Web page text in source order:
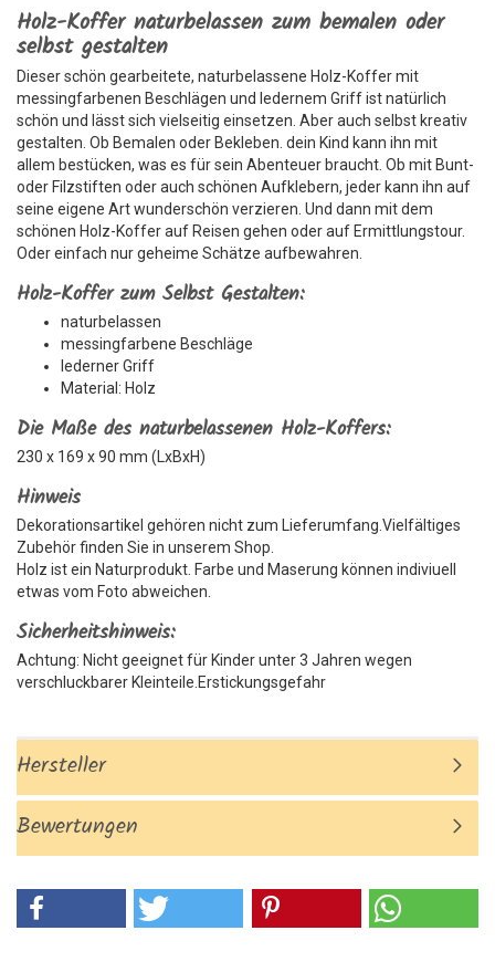
Holz-Koffer naturbelassen zum bemalen oder
selbst gestalten
Dieser schön gearbeitete, naturbelassene Holz-Koffer mit
messingfarbenen Beschlägen und ledernem Griff ist natürlich
schön und lässt sich vielseitig einsetzen. Aber auch selbst kreativ
gestalten. Ob Bemalen oder Bekleben. dein Kind kann ihn mit
allem bestücken, was es für sein Abenteuer braucht. Ob mit Bunt-
oder Filzstiften oder auch schönen Aufklebern, jeder kann ihn auf
seine eigene Art wunderschön verzieren. Und dann mit dem
schönen Holz-Koffer auf Reisen gehen oder auf Ermittlungstour.
Oder einfach nur geheime Schätze aufbewahren.
Holz-Koffer zum Selbst Gestalten:
naturbelassen
messingfarbene Beschläge
lederner Griff
Material: Holz
Die Maße des naturbelassenen Holz-Koffers:
230 x 169 x 90 mm (LxBxH)
Hinweis
Dekorationsartikel gehören nicht zum Lieferumfang.Vielfältiges
Zubehör finden Sie in unserem Shop.
Holz ist ein Naturprodukt. Farbe und Maserung können indiviuell
etwas vom Foto abweichen.
Sicherheitshinweis:
Achtung: Nicht geeignet für Kinder unter 3 Jahren wegen
verschluckbarer Kleinteile.Erstickungsgefahr
Hersteller
Bewertungen